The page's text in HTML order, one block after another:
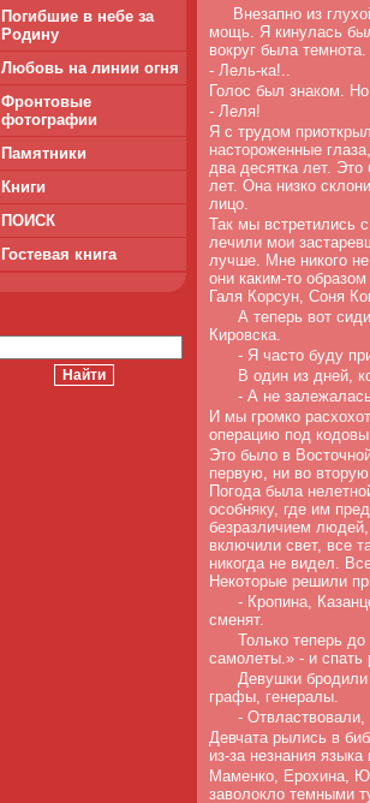
Погибшие в небе за
Родину
Любовь на линии огня
Фронтовые
фотографии
Памятники
Книги
ПОИСК
Гостевая книга
Внезапно из
мощь. Я кинулась
вокруг была
- Лель-ка!..
Голос был знаком.
- Леля!
Я с трудом
настороженные
два десятка лет.
лет. Она низко
лицо.
Так мы встретились
лечили мои
лучше. Мне никого не
они каким-то
Галя Корсун, Соня
А теперь вот
Кировска.
- Я часто буду
В один из дней,
- А не
И мы громко
операцию под
Это было в
первую, ни во
Погода была
особняку, где им
безразличием
включили свет, все
никогда не видел.
Некоторые решили
- Кропина,
сменят.
Только теперь
самолеты.» - и спать
Девушки бродили
графы, генералы.
-
Девчата рылись в
из-за незнания
Маменко, Ерохина,
заволокло темными